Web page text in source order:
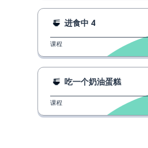
进食中 4
课程
吃一个奶油蛋糕
课程